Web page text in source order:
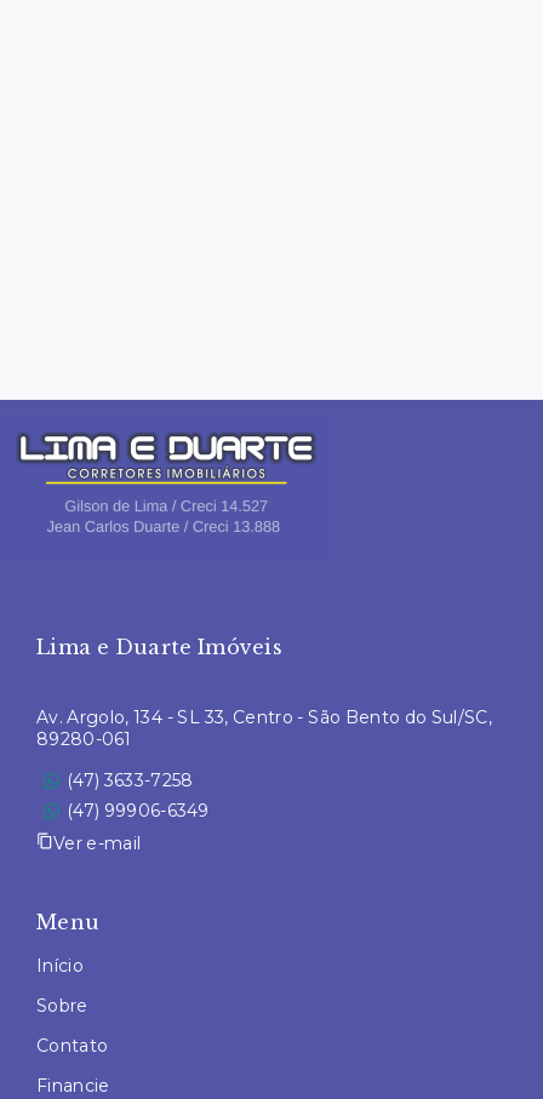
Lima e Duarte Imóveis
Av. Argolo, 134 - SL 33, Centro - São Bento do Sul/SC,
89280-061
(47) 3633-7258
(47) 99906-6349
Ver e-mail
Menu
Início
Sobre
Contato
Financie